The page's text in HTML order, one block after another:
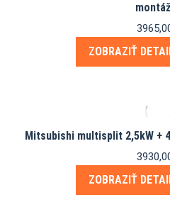
ZOBRAZIŤ
Mitsubishi multisplit 2,5kW +
ZOBRAZIŤ